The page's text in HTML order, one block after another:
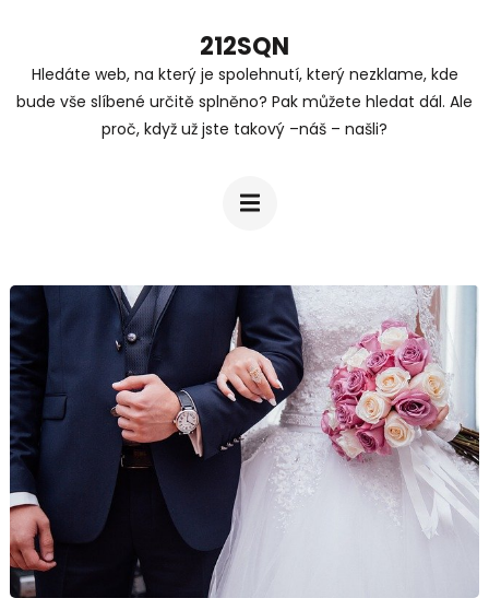
obsah
212SQN
Hledáte web, na který je spolehnutí, který nezklame, kde
bude vše slíbené určitě splněno? Pak můžete hledat dál. Ale
proč, když už jste takový –náš – našli?